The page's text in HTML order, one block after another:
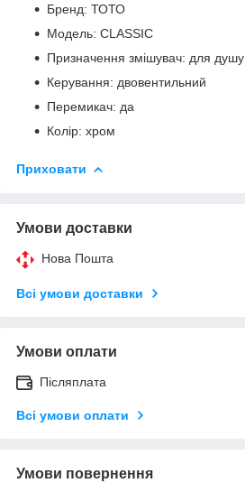
Бренд: ТОТО
Модель: CLASSIC
Призначення змішувач: для душу
Керування: двовентильний
Перемикач: да
Колір: хром
Приховати
Умови доставки
Нова Пошта
Всі умови доставки
Умови оплати
Післяплата
Всі умови оплати
Умови повернення